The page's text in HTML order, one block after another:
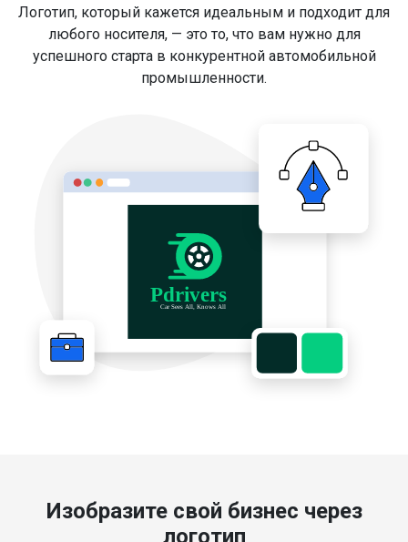
Логотип, который кажется идеальным и подходит для
любого носителя, — это то, что вам нужно для
успешного старта в конкурентной автомобильной
промышленности.
Изобразите свой бизнес через
логотип